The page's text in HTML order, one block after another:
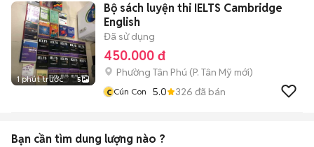
1 phút trước 5
Bộ sách luyện thi IELTS Cambridge
English
Đã sử dụng
450.000 đ
Phường Tân Phú (P. Tân Mỹ mới)
c Cún Con 5.0 326 đã bán
Bạn cần tìm dung lượng nào ?